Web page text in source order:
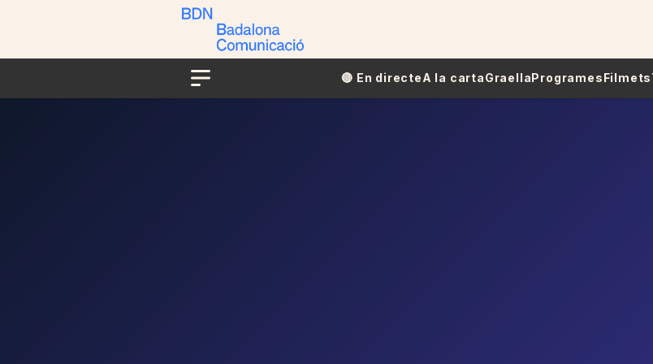
Menu
🔴​​ En directeA la cartaGraellaProgramesFilmets